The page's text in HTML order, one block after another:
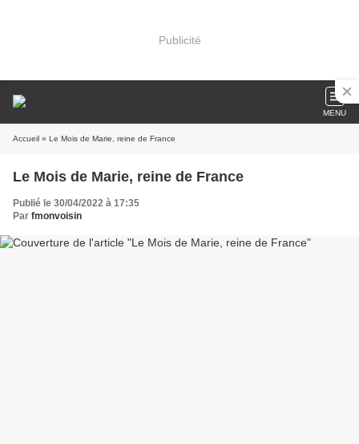
Publicité
MENU
Accueil » Le Mois de Marie, reine de France
Le Mois de Marie, reine de France
Publié le 30/04/2022 à 17:35
Par fmonvoisin